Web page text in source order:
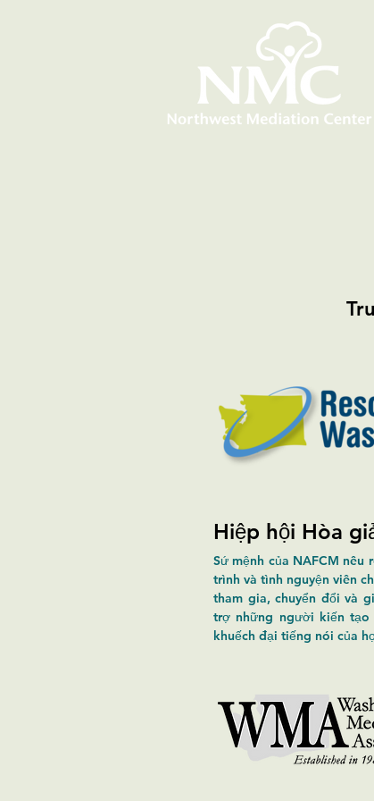
Hiệp hội Hòa
Sứ mệnh của NAFCM
trình và tình nguyện viên
tham gia, chuyển đổi và
trợ những người kiến tạo
khuếch đại tiếng nói của